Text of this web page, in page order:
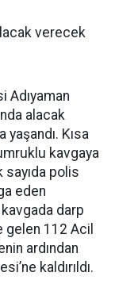
verecek
Adıyaman
alacak
Kısa
kavgaya
polis
eden
darp
gelen 112 Acil
ardından
kaldırıldı.